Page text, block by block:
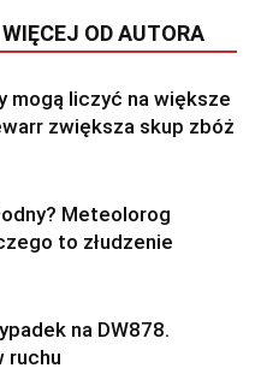
WIĘCEJ OD AUTORA
mogą liczyć na większe
zwiększa skup zbóż
Meteolorog
to złudzenie
na DW878.
ruchu